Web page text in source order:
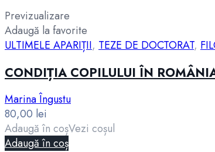
Previzualizare
Adaugă la favorite
ULTIMELE APARIȚII, TEZE DE DOCTORAT,
CONDIȚIA COPILULUI ÎN
Marina Îngustu
80,00 lei
Adaugă în coșVezi coșul
Adaugă în coș